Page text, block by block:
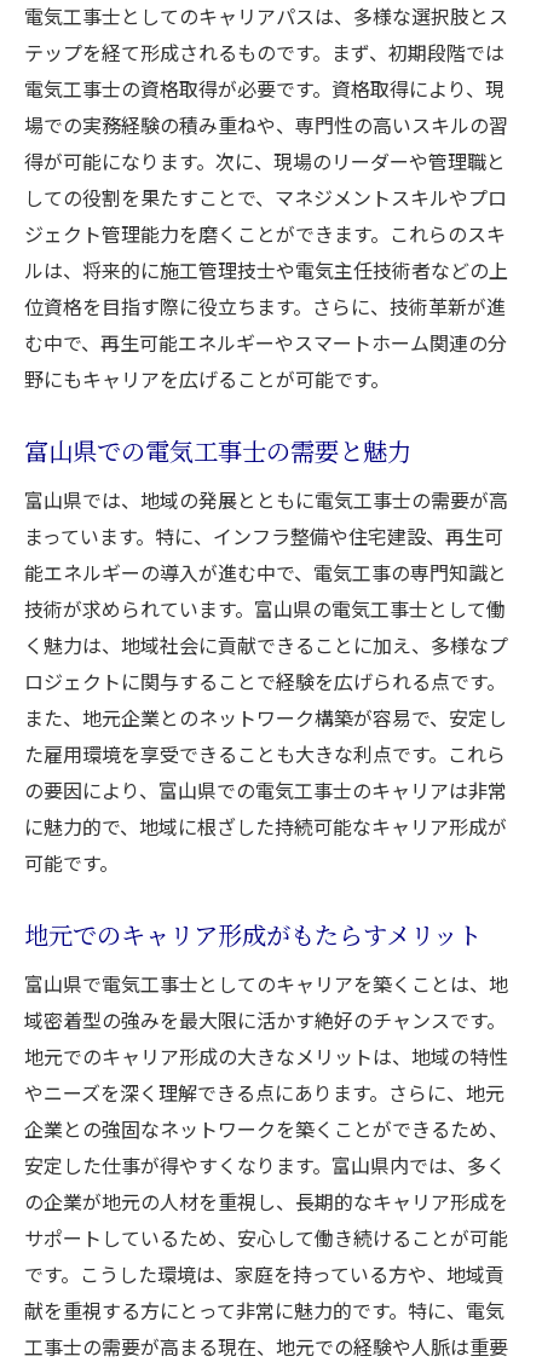
新技術への対応とその方法
研修やセミナーの活用法
地元企業との連携によるスキル向上
具体的なスキルアップ事例紹介
資格取得でキャリアアップ！電気工事士が富山
で活躍するために
電気工事士の資格の種類と取得方法
富山県で資格取得を目指すメリット
実践的な資格取得支援システム
資格取得後のキャリアパスの選択肢
資格取得者の成功体験談
富山県の電気工事士が求められるスキルとは
基本技術から専門技術までの必要スキル
富山県の特有なニーズに応えるスキル
コミュニケーション能力の重要性
問題解決能力を磨く方法
地域社会で必要とされるソフトスキル
スキル向上がもたらすキャリアの明るい未
電気工事士としての成功ステップ！富山県での
成功するための初めの一歩
富山県での成功事例から学ぶ
キャリアの岐路で考えるべきこと
成功者に共通するマインドセット
目標設定とその達成方法
成功体験の共有によるモチベーション維持
富山県での電気工事士の雇用機会と未来展望
現在の雇用市場の状況と傾向
富山県内の主要な雇用先
地域社会に貢献できる仕事の魅力
地元での安定した雇用の見つけ方
電気工事士としてのキャリアパスは、多様な選択肢とス
テップを経て形成されるものです。まず、初期段階では
電気工事士の資格取得が必要です。資格取得により、現
場での実務経験の積み重ねや、専門性の高いスキルの習
得が可能になります。次に、現場のリーダーや管理職と
しての役割を果たすことで、マネジメントスキルやプロ
ジェクト管理能力を磨くことができます。これらのスキ
ルは、将来的に施工管理技士や電気主任技術者などの上
位資格を目指す際に役立ちます。さらに、技術革新が進
む中で、再生可能エネルギーやスマートホーム関連の分
野にもキャリアを広げることが可能です。
富山県での電気工事士の需要と魅力
富山県では、地域の発展とともに電気工事士の需要が高
まっています。特に、インフラ整備や住宅建設、再生可
能エネルギーの導入が進む中で、電気工事の専門知識と
技術が求められています。富山県の電気工事士として働
く魅力は、地域社会に貢献できることに加え、多様なプ
ロジェクトに関与することで経験を広げられる点です。
また、地元企業とのネットワーク構築が容易で、安定し
た雇用環境を享受できることも大きな利点です。これら
の要因により、富山県での電気工事士のキャリアは非常
に魅力的で、地域に根ざした持続可能なキャリア形成が
可能です。
地元でのキャリア形成がもたらすメリット
富山県で電気工事士としてのキャリアを築くことは、地
域密着型の強みを最大限に活かす絶好のチャンスです。
地元でのキャリア形成の大きなメリットは、地域の特性
やニーズを深く理解できる点にあります。さらに、地元
企業との強固なネットワークを築くことができるため、
安定した仕事が得やすくなります。富山県内では、多く
の企業が地元の人材を重視し、長期的なキャリア形成を
サポートしているため、安心して働き続けることが可能
です。こうした環境は、家庭を持っている方や、地域貢
献を重視する方にとって非常に魅力的です。特に、電気
工事士の需要が高まる現在、地元での経験や人脈は重要